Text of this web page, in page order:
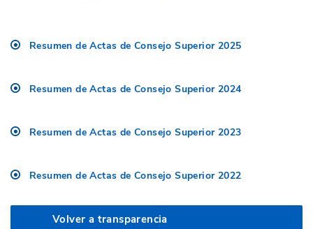
Resumen de Actas de Consejo Superior 2025
Resumen de Actas de Consejo Superior 2024
Resumen de Actas de Consejo Superior 2023
Resumen de Actas de Consejo Superior 2022
Volver a transparencia